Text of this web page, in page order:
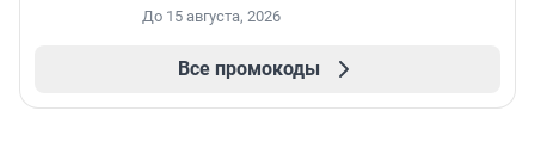
До 15 августа, 2026
Все промокоды